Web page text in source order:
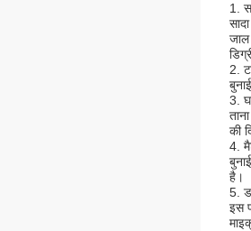
1.
जाल
2.
3.
की
4.
है।
5.
इस